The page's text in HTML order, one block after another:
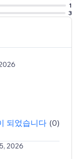
1
3
되었습니다 (0)
2026